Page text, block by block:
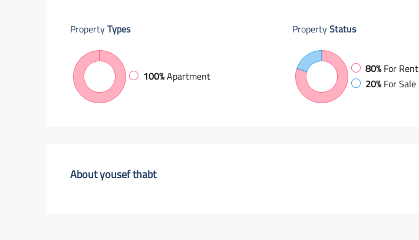
PropertyTypes
100%Apartment
PropertyStatus
80%For Rent
20%For Sale
About yousef thabt